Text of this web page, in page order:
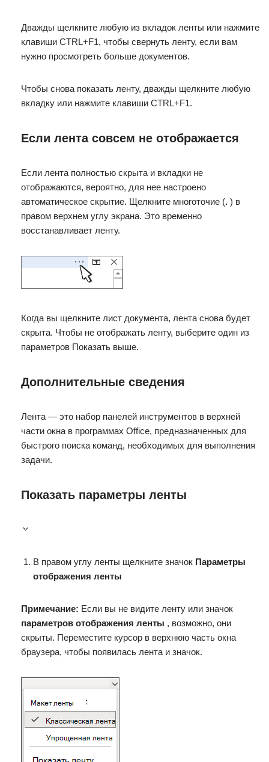
Дважды щелкните любую из вкладок ленты или нажмите
клавиши CTRL+F1, чтобы свернуть ленту, если вам
нужно просмотреть больше документов.
Чтобы снова показать ленту, дважды щелкните любую
вкладку или нажмите клавиши CTRL+F1.
Если лента совсем не отображается
Если лента полностью скрыта и вкладки не
отображаются, вероятно, для нее настроено
автоматическое скрытие. Щелкните многоточие (. ) в
правом верхнем углу экрана. Это временно
восстанавливает ленту.
Когда вы щелкните лист документа, лента снова будет
скрыта. Чтобы не отображать ленту, выберите один из
параметров Показать выше.
Дополнительные сведения
Лента — это набор панелей инструментов в верхней
части окна в программах Office, предназначенных для
быстрого поиска команд, необходимых для выполнения
задачи.
Показать параметры ленты
В правом углу ленты щелкните значок Параметры
отображения ленты
Примечание: Если вы не видите ленту или значок
параметров отображения ленты , возможно, они
скрыты. Переместите курсор в верхнюю часть окна
браузера, чтобы появилась лента и значок.